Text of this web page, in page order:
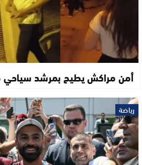
أمن مراكش يطيح بمرشد سياحي
رياضة